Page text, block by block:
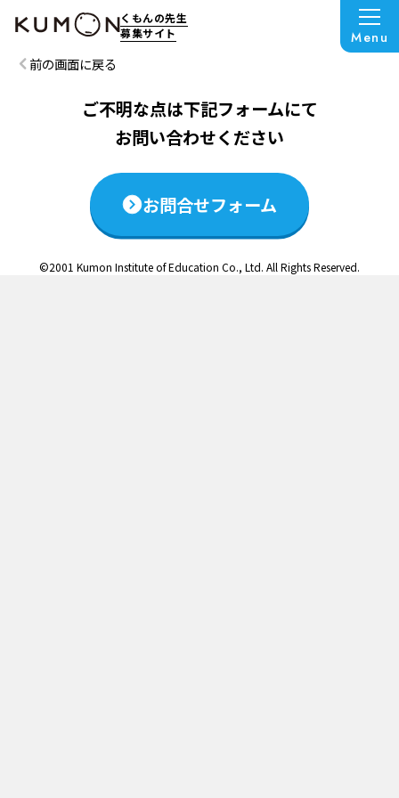
くもんの先生
募集サイト
Menu
この説明会は終了いたしました
前の画面に戻る
ご不明な点は下記フォームにて
お問い合わせください
お問合せフォーム
©2001 Kumon Institute of Education Co., Ltd. All Rights Reserved.